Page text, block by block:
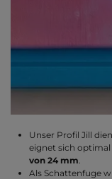
Unser Profil Jill
eignet sich optimal
von 24 mm
Als Schattenfuge